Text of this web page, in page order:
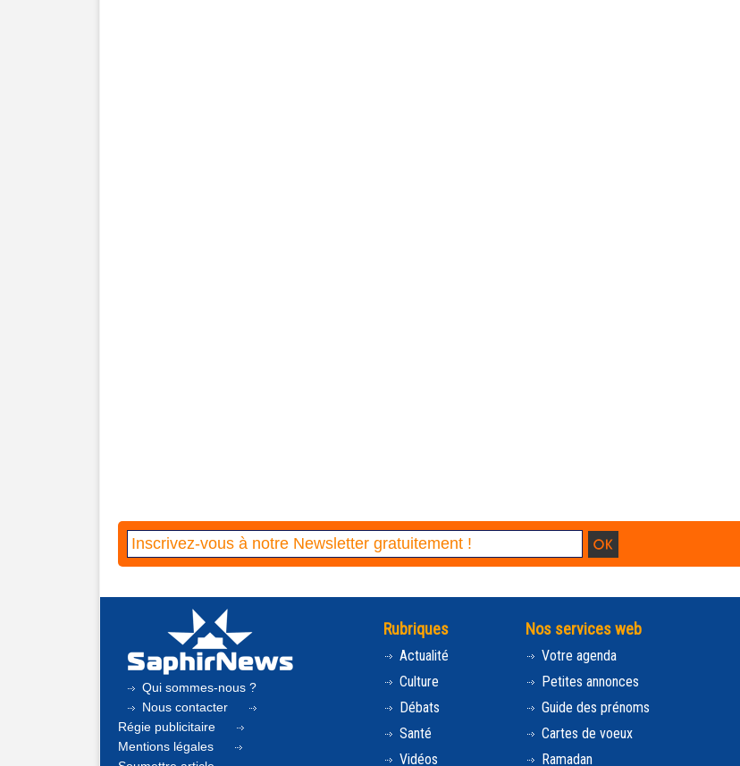
Qui sommes-nous ?
Nous contacter
Régie publicitaire
Mentions légales
Rubriques
Actualité
Culture
Débats
Santé
Vidéos
Nos services web
Votre agenda
Petites annonces
Guide des prénoms
Cartes de voeux
Ramadan